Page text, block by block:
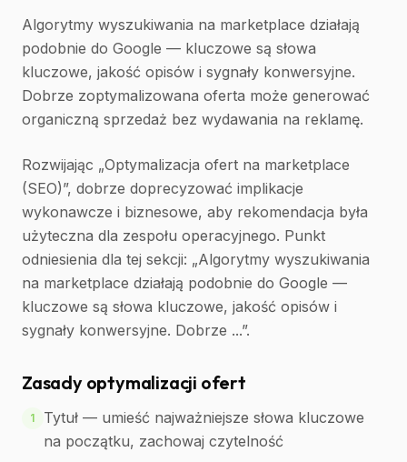
Algorytmy wyszukiwania na marketplace działają
podobnie do Google — kluczowe są słowa
kluczowe, jakość opisów i sygnały konwersyjne.
Dobrze zoptymalizowana oferta może generować
organiczną sprzedaż bez wydawania na reklamę.
Rozwijając „Optymalizacja ofert na marketplace
(SEO)”, dobrze doprecyzować implikacje
wykonawcze i biznesowe, aby rekomendacja była
użyteczna dla zespołu operacyjnego. Punkt
odniesienia dla tej sekcji: „Algorytmy wyszukiwania
na marketplace działają podobnie do Google —
kluczowe są słowa kluczowe, jakość opisów i
sygnały konwersyjne. Dobrze ...”.
Zasady optymalizacji ofert
1
Tytuł — umieść najważniejsze słowa kluczowe
na początku, zachowaj czytelność